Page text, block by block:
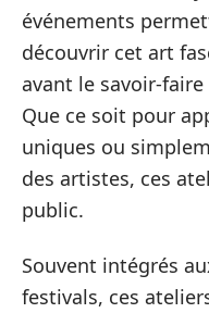
événements
découvrir cet art
avant le savoir-
Que ce soit pour
uniques ou
des artistes, ces
public.
Souvent intégrés
festivals, ces